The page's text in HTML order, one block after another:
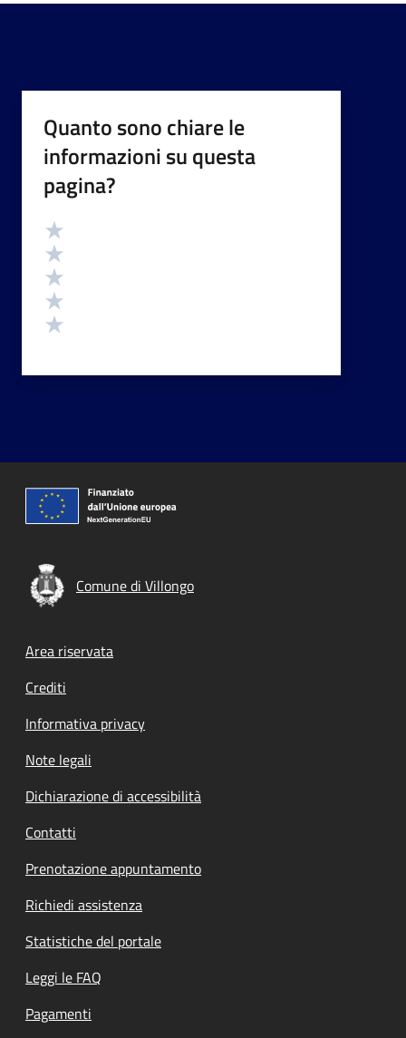
Quanto sono chiare le
informazioni su questa
pagina?
Valutazione
Comune di Villongo
Footer menu
Area riservata
Crediti
Informativa privacy
Note legali
Dichiarazione di accessibilità
Contatti
Prenotazione appuntamento
Richiedi assistenza
Statistiche del portale
Leggi le FAQ
Pagamenti